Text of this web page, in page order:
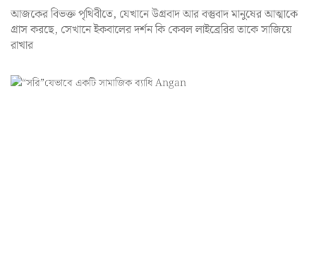
আজকের বিভক্ত পৃথিবীতে, যেখানে উগ্রবাদ আর বস্তুবাদ মানুষের আত্মাকে
গ্রাস করছে, সেখানে ইকবালের দর্শন কি কেবল লাইব্রেরির তাকে সাজিয়ে
রাখার